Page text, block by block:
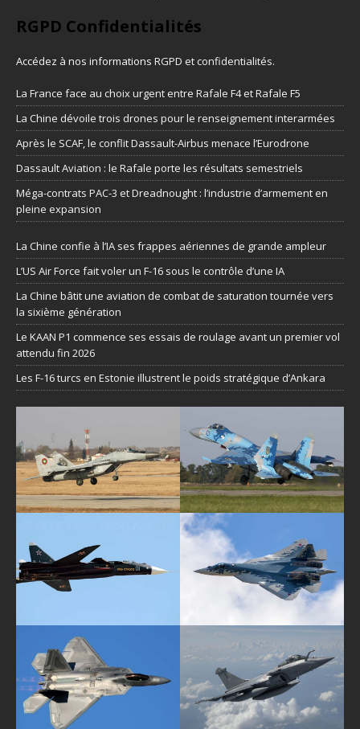
RGPD Confidentialités
Accédez à nos informations RGPD et confidentialités.
La France face au choix urgent entre Rafale F4 et Rafale F5
La Chine dévoile trois drones pour le renseignement interarmées
Après le SCAF, le conflit Dassault-Airbus menace l’Eurodrone
Dassault Aviation : le Rafale porte les résultats semestriels
Méga-contrats PAC-3 et Dreadnought : l’industrie d’armement en
pleine expansion
La Chine confie à l’IA ses frappes aériennes de grande ampleur
L’US Air Force fait voler un F-16 sous le contrôle d’une IA
La Chine bâtit une aviation de combat de saturation tournée vers
la sixième génération
Le KAAN P1 commence ses essais de roulage avant un premier vol
attendu fin 2026
Les F-16 turcs en Estonie illustrent le poids stratégique d’Ankara